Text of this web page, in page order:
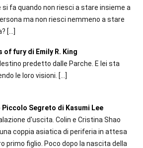
si fa quando non riesci a stare insieme a
ma non riesci nemmeno a stare
[…]
of fury di Emily R. King
predetto dalle Parche. E lei sta
le loro visioni. […]
Piccolo Segreto di Kasumi Lee
d'uscita. Colin e Cristina Shao
coppia asiatica di periferia in attesa
primo figlio. Poco dopo la nascita della